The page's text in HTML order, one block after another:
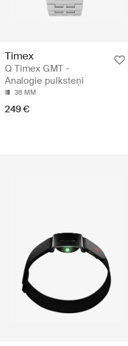
Timex
Q Timex GMT -
Analogie pulksteņi
38 MM
249 €